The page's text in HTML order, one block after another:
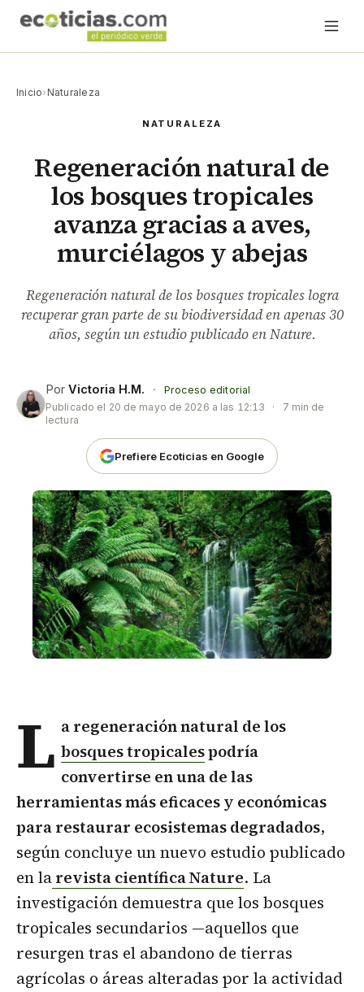
Inicio› Naturaleza
NATURALEZA
Regeneración natural de
los bosques tropicales
avanza gracias a aves,
murciélagos y abejas
Regeneración natural de los bosques tropicales logra
recuperar gran parte de su biodiversidad en apenas 30
años, según un estudio publicado en Nature.
Por Victoria H.M. ·
Proceso editorial
Publicado el 20 de mayo de 2026 a las 12:13 ·
7 min de
lectura
Prefiere Ecoticias en Google
L a regeneración natural de los
bosques tropicalespodría
convertirse en una de las
herramientas más eficaces y económicas
para restaurar ecosistemas degradados,
según concluye un nuevo estudio publicado
en larevista científica Nature. La
investigación demuestra que los bosques
tropicales secundarios —aquellos que
resurgen tras el abandono de tierras
agrícolas o áreas alteradas por la actividad